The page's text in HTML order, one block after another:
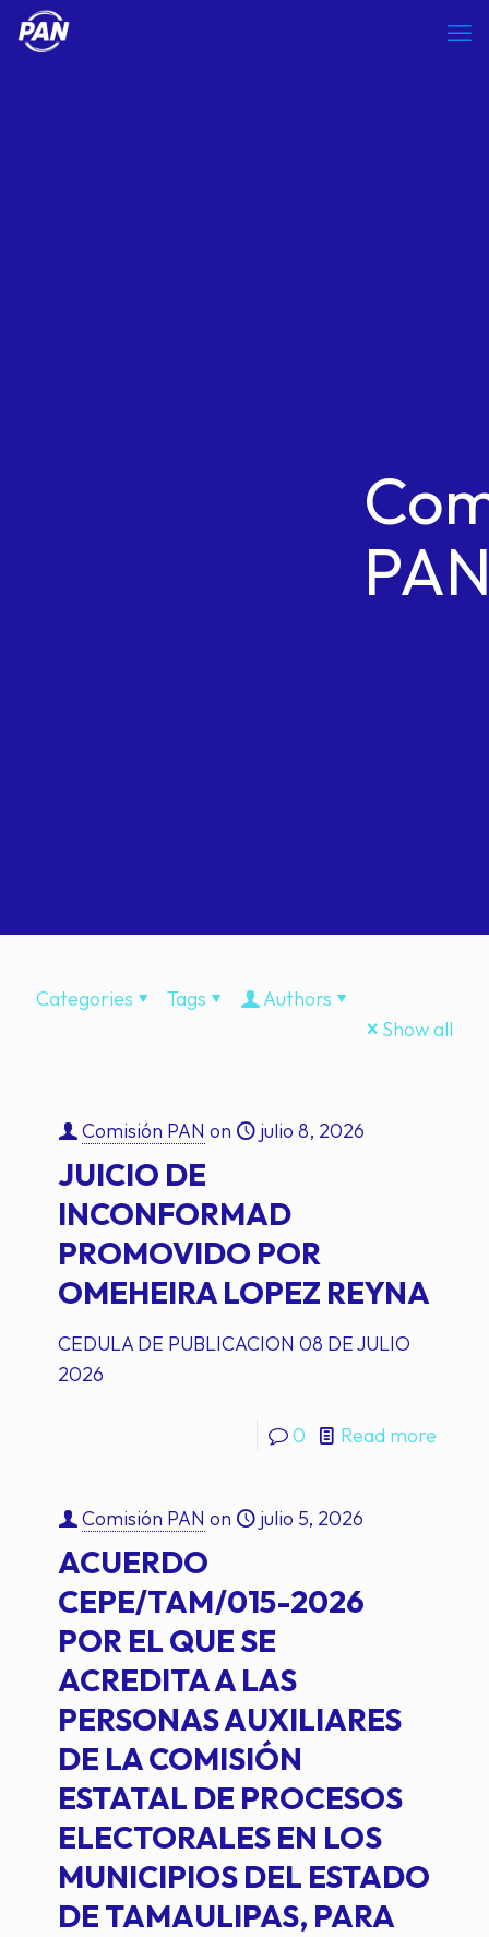
Categories Tags
Authors
Show all
Comisión PAN on julio 8, 2026
JUICIO DE
INCONFORMAD
PROMOVIDO POR
OMEHEIRA LOPEZ REYNA
CEDULA DE PUBLICACION 08 DE JULIO
2026
0 Read more
Comisión PAN on julio 5, 2026
ACUERDO
CEPE/TAM/015-2026
POR EL QUE SE
ACREDITA A LAS
PERSONAS AUXILIARES
DE LA COMISIÓN
ESTATAL DE PROCESOS
ELECTORALES EN LOS
MUNICIPIOS DEL ESTADO
DE TAMAULIPAS, PARA